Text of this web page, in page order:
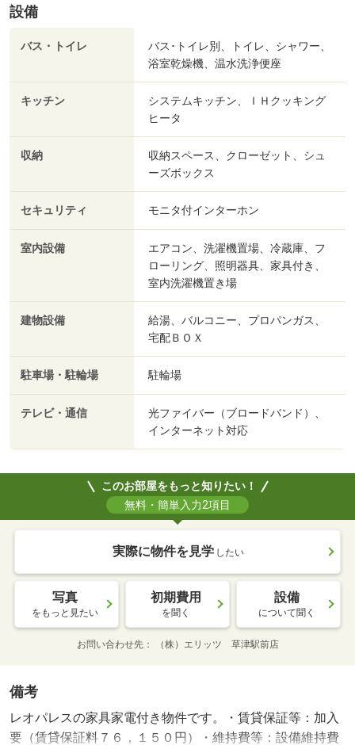
設備
バス・トイレ
バス･トイレ別、トイレ、シャワー、
浴室乾燥機、温水洗浄便座
キッチン
システムキッチン、ＩＨクッキング
ヒータ
収納
収納スペース、クローゼット、シュ
ーズボックス
セキュリティ モニタ付インターホン
室内設備
エアコン、洗濯機置場、冷蔵庫、フ
ローリング、照明器具、家具付き、
室内洗濯機置き場
建物設備
給湯、バルコニー、プロパンガス、
宅配ＢＯＸ
駐車場・駐輪場 駐輪場
テレビ・通信
光ファイバー（ブロードバンド）、
インターネット対応
このお部屋をもっと知りたい！
無料・簡単入力2項目
実際に物件を見学 したい
写真
をもっと見たい
初期費用
を聞く
設備
について聞く
お問い合わせ先 （株）エリッツ 草津駅前店
備考
レオパレスの家具家電付き物件です。・賃貸保証等：加入
要（賃貸保証料７６，１５０円）・維持費等：設備維持費